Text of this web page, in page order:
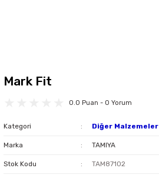
Mark Fit
0.0 Puan - 0 Yorum
Kategori Diğer Malzemeler
Marka TAMIYA
Stok Kodu TAM87102